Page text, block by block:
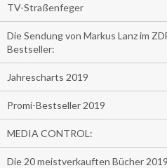
TV-Straßenfeger
Die Sendung von Markus Lanz im
Bestseller:
Jahrescharts 2019
Promi-Bestseller 2019
MEDIA CONTROL:
Die 20 meistverkauften Bücher 2019